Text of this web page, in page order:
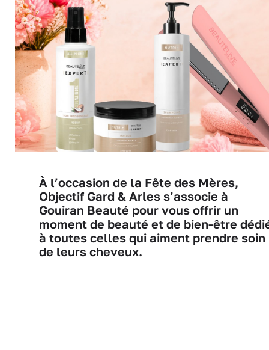
À l’occasion de la Fête des Mères,
Objectif Gard & Arles s’associe à
Gouiran Beauté pour vous offrir un
moment de beauté et de bien-être
à toutes celles qui aiment prendre soin
de leurs cheveux.